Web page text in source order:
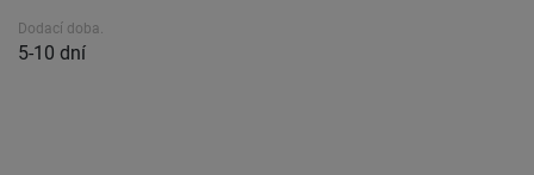
Dodací doba.
5-10 dní